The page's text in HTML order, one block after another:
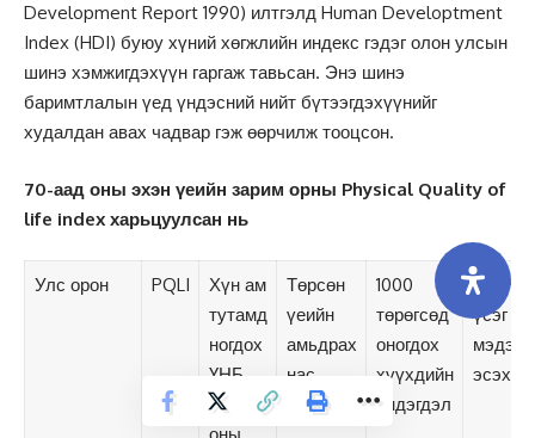
Development Report 1990) илтгэлд Human Developtment
Index (HDI) буюу хүний хөгжлийн индекс гэдэг олон улсын
шинэ хэмжигдэхүүн гаргаж тавьсан. Энэ шинэ
баримтлалын үед үндэсний нийт бүтээгдэхүүнийг
худалдан авах чадвар гэж өөрчилж тооцсон.
70-аад оны эхэн үеийн зарим орны Physical Quality of
life index харьцуулсан нь
Улс орон PQLI
Хүн ам
тутамд
ногдох
ҮНБ
1979
Төрсөн
үеийн
амьдрах
нас
1000
төрөгсөд
оногдох
хүүхдийн
эндэгдэл
Бичиг
үсэг
мэдэх
эсэх